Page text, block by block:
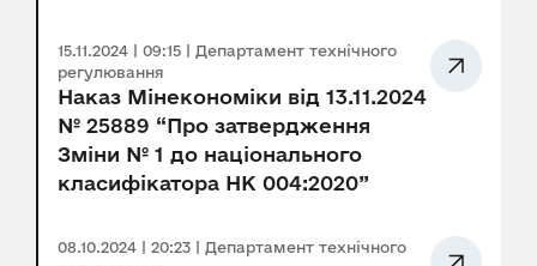
15.11.2024 | 09:15 | Департамент технічного
регулювання
Наказ Мінекономіки від 13.11.2024
№ 25889 “Про затвердження
Зміни № 1 до національного
класифікатора НК 004:2020”
08.10.2024 | 20:23 | Департамент технічного